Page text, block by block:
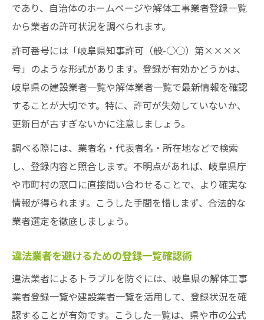
であり、自治体のホームページや解体工事業者登録一覧
から業者の許可状況を調べられます。
許可番号には「岐阜県知事許可（般-○○）第××××
号」のような形式があります。登録が有効かどうかは、
岐阜県の建設業者一覧や解体業者一覧で最新情報を確認
することが大切です。特に、許可が失効していないか、
更新日が古すぎないかに注意しましょう。
調べる際には、業者名・代表者名・所在地などで検索
し、登録内容と照合します。不明点があれば、岐阜県庁
や市町村の窓口に直接問い合わせることで、より確実な
情報が得られます。こうした手間を惜しまず、合法的な
業者選定を徹底しましょう。
違法業者を避けるための登録一覧確認術
違法業者によるトラブルを防ぐには、岐阜県の解体工事
業者登録一覧や建設業者一覧を活用して、登録状況を確
認することが有効です。こうした一覧は、県や市の公式